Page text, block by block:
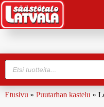
Etusivu » Puutarhan kastelu »